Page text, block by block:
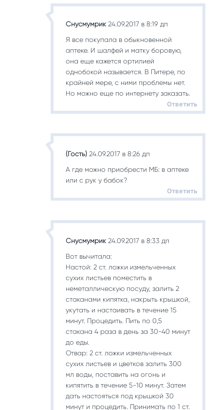
Снусмумрик 24.09.2017 в 8:19 дп
Я все покупала в обыкновенной
аптеке. И шалфей и матку боровую,
она еще кажется ортилией
однобокой называется. В Питере, по
крайней мере, с ними проблемы нет.
Но можно еще по интернету заказать.
Ответить
(Гость) 24.09.2017 в 8:26 дп
А где можно приобрести МБ: в аптеке
или с рук у бабок?
Ответить
Снусмумрик 24.09.2017 в 8:33 дп
Вот вычитала:
Настой: 2 ст. ложки измельченных
сухих листьев поместить в
неметаллическую посуду, залить 2
стаканами кипятка, накрыть крышкой,
укутать и настаивать в течение 15
минут. Процедить. Пить по 0,5
стакана 4 раза в день за 30-40 минут
до еды.
Отвар: 2 ст. ложки измельченных
сухих листьев и цветков залить 300
мл воды, поставить на огонь и
кипятить в течение 5-10 минут. Затем
дать настояться под крышкой 30
минут и процедить. Принимать по 1 ст.